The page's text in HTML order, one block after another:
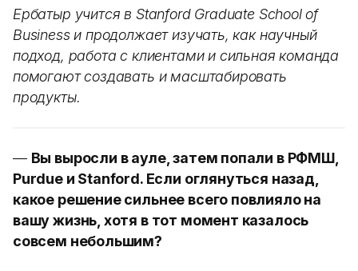
Ербатыр учится в Stanford Graduate School of
Business и продолжает изучать, как научный
подход, работа с клиентами и сильная команда
помогают создавать и масштабировать
продукты.
— Вы выросли в ауле, затем попали в РФМШ,
Purdue и Stanford. Если оглянуться назад,
какое решение сильнее всего повлияло на
вашу жизнь, хотя в тот момент казалось
совсем небольшим?